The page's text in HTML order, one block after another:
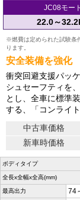
JC08モー
22.0～
※燃費は定められた試験条
ります。
安全装備を強化
衝突回避支援パッ
シュセーフティを
とし、全車に標準
する、「コンライ
中古車価格
新車時価格
ボディタイプ
全長x全幅x全高(mm)
最高出力 74